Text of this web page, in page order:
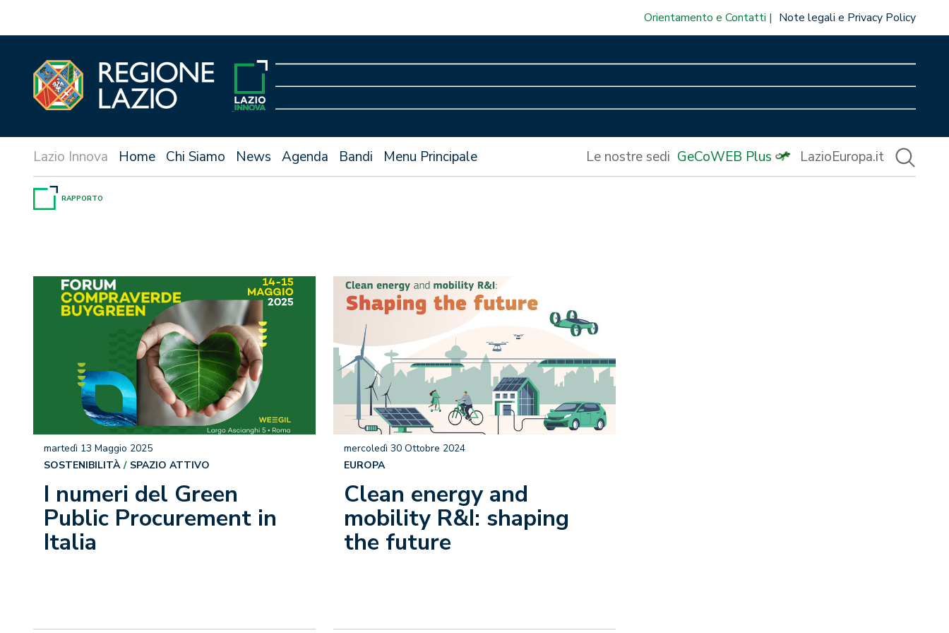
Orientamento e Contatti Note legali e Privacy Policy
Home Chi Siamo News Agenda Bandi Menu Principale Le nostre sedi GeCoWEB Plus LazioEuropa.it
RAPPORTO
I numeri del Green
Public Procurement in
Italia
martedì 13 Maggio 2025
SOSTENIBILITÀ
SPAZIO ATTIVO
Clean energy and
mobility R&I: shaping
the future
mercoledì 30 Ottobre 2024
EUROPA